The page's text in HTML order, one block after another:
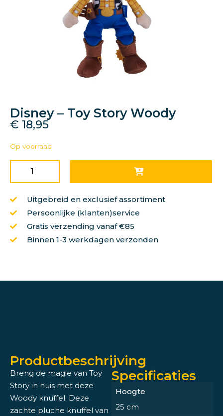
Disney – Toy Story Woody
€ 18,95
Op voorraad
Uitgebreid en exclusief assortiment
Persoonlijke (klanten)service
Gratis verzending vanaf €85
Binnen 1-3 werkdagen verzonden
Productbeschrijving
Breng de magie van Toy
Story in huis met deze
Woody knuffel. Deze
zachte pluche knuffel van
Specificaties
Hoogte
25 cm